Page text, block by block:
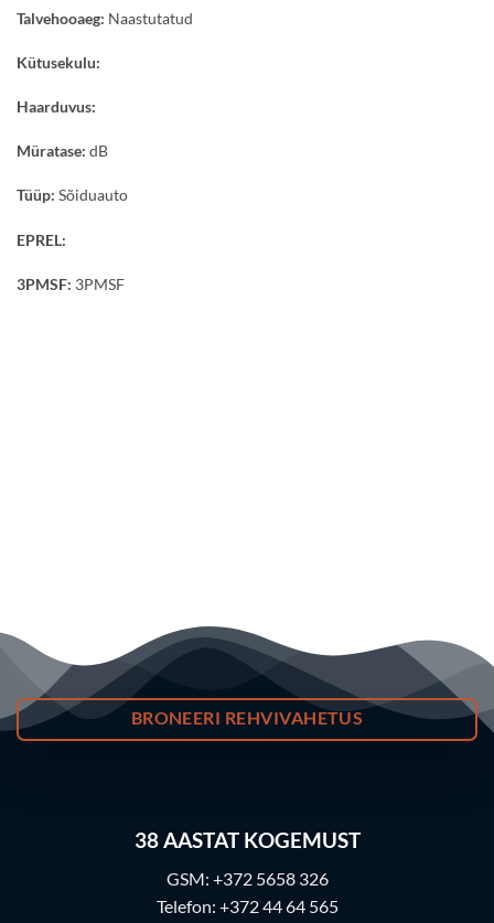
Talvehooaeg: Naastutatud
Kütusekulu:
Haarduvus:
Müratase: dB
Tüüp: Sõiduauto
EPREL:
3PMSF: 3PMSF
BRONEERI REHVIVAHETUS
38AASTAT KOGEMUST
GSM: +372 5658 326
Telefon: +372 44 64 565